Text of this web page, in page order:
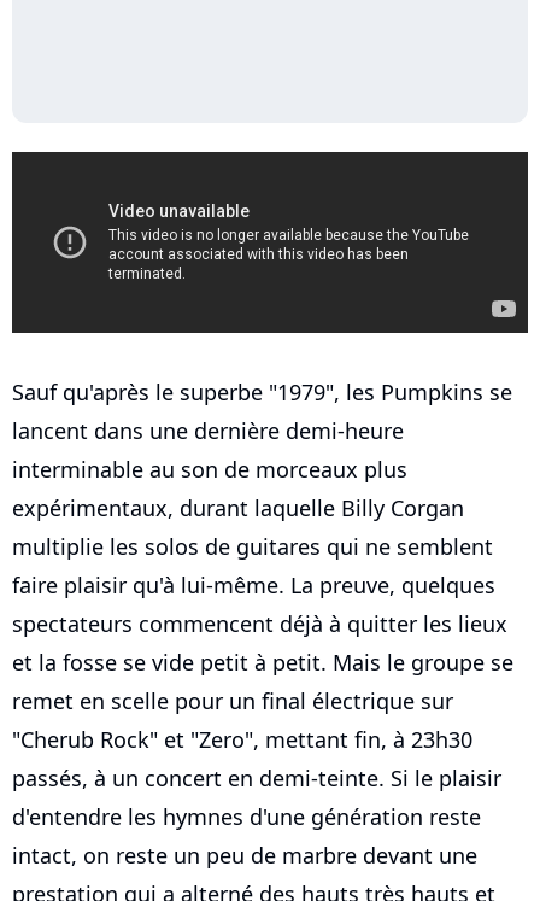
Sauf qu'après le superbe "1979", les Pumpkins se
lancent dans une dernière demi-heure
interminable au son de morceaux plus
expérimentaux, durant laquelle Billy Corgan
multiplie les solos de guitares qui ne semblent
faire plaisir qu'à lui-même. La preuve, quelques
spectateurs commencent déjà à quitter les lieux
et la fosse se vide petit à petit. Mais le groupe se
remet en scelle pour un final électrique sur
"Cherub Rock" et "Zero", mettant fin, à 23h30
passés, à un concert en demi-teinte. Si le plaisir
d'entendre les hymnes d'une génération reste
intact, on reste un peu de marbre devant une
prestation qui a alterné des hauts très hauts et